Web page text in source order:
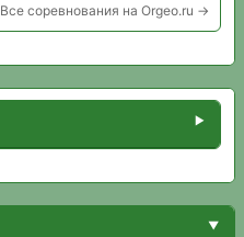
Все соревнования на Orgeo.ru →